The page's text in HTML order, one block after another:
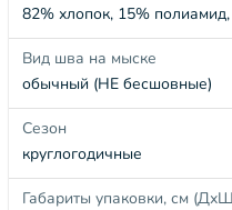
82% хлопок, 15%
Вид шва на мыске
обычный (НЕ бесшовные)
Сезон
круглогодичные
Габариты упаковки, см